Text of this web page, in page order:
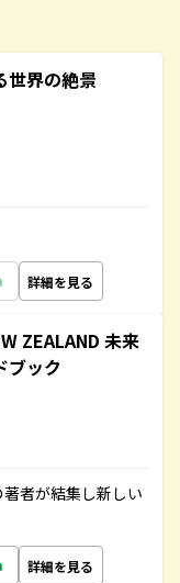
界の絶景
詳細を見る
ZEALAND 未来
ブック
者が結集し新しい
詳細を見る